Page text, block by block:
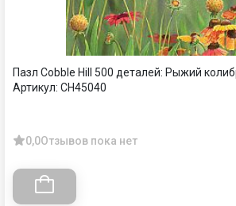
Пазл Cobble Hill 500 деталей: Рыжий
Артикул: CH45040
0,0Отзывов пока нет